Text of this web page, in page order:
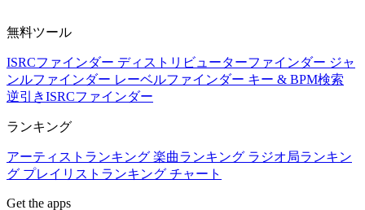
無料ツール
ISRCファインダー ディストリビューターファインダー ジャ
ンルファインダー レーベルファインダー キー & BPM検索
逆引きISRCファインダー
ランキング
アーティストランキング 楽曲ランキング ラジオ局ランキン
グ プレイリストランキング チャート
Get the apps